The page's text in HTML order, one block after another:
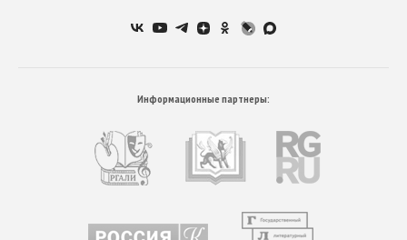
Информационные партнеры: